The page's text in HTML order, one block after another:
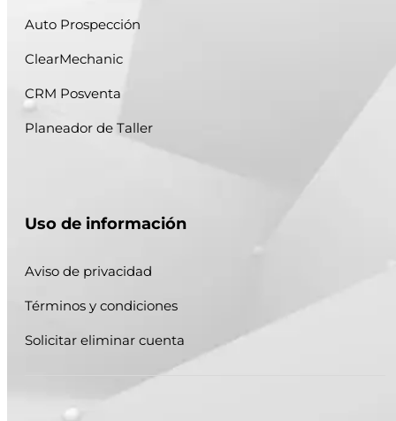
Auto Prospección
ClearMechanic
CRM Posventa
Planeador de Taller
Uso de información
Aviso de privacidad
Términos y condiciones
Solicitar eliminar cuenta